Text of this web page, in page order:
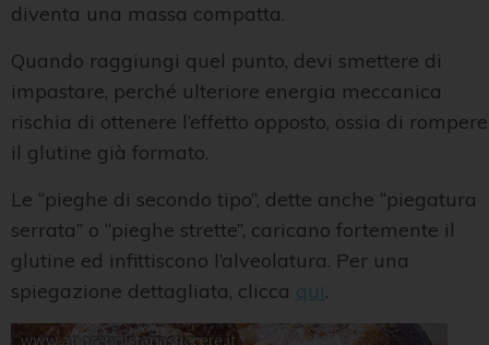
diventa una massa compatta.
Quando raggiungi quel punto, devi smettere di
impastare, perché ulteriore energia meccanica
rischia di ottenere l’effetto opposto, ossia di rompere
il glutine già formato.
Le “pieghe di secondo tipo”, dette anche “piegatura
serrata” o “pieghe strette”, caricano fortemente il
glutine ed infittiscono l’alveolatura. Per una
spiegazione dettagliata, clicca qui.